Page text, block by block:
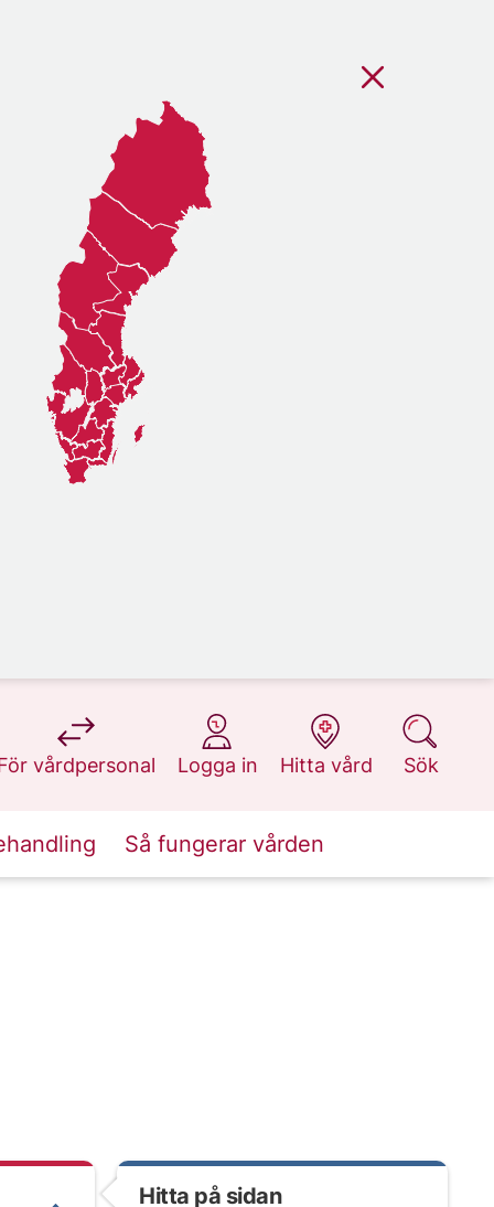
vårdpersonal
på 1177.se
Logga in
på 1177.se
Hitta vård
på 1177.se
Sök
på 1177.se
Så fungerar vården
Hitta på sidan